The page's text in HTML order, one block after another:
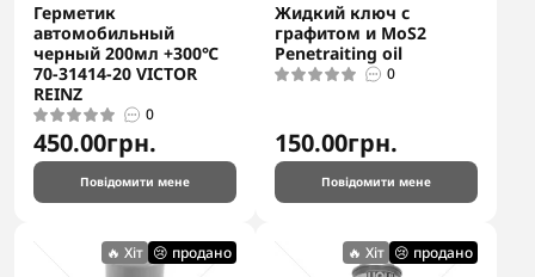
Герметик
автомобильный
черный 200мл +300℃
70-31414-20 VICTOR
REINZ
0
450.00грн.
Повідомити мене
Жидкий ключ с
графитом и MoS2
Penetraiting oil
0
150.00грн.
Повідомити мене
🔥 Хіт 😢 продано 🔥 Хіт 😢 продано